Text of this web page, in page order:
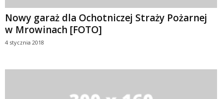
Nowy garaż dla Ochotniczej Straży Pożarnej
w Mrowinach [FOTO]
4 stycznia 2018